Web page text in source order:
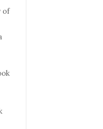
of